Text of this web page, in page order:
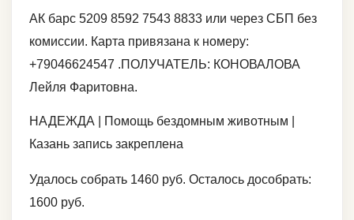
АК барс 5209 8592 7543 8833 или через СБП без
комиссии. Карта привязана к номеру:
+79046624547 .ПОЛУЧАТЕЛЬ: КОНОВАЛОВА
Лейля Фаритовна.
НАДЕЖДА | Помощь бездомным животным |
Казань запись закреплена
Удалось собрать 1460 руб. Осталось дособрать:
1600 руб.